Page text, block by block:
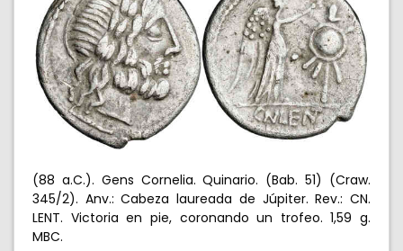
(88 a.C.). Gens Cornelia. Quinario. (Bab. 51) (Craw.
345/2). Anv.: Cabeza laureada de Júpiter. Rev.: CN.
LENT. Victoria en pie, coronando un trofeo. 1,59 g.
MBC.